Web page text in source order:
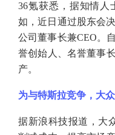
36氪获悉，据知情人
如，近日通过股东会
公司董事长兼CEO。
誉创始人、名誉董事
产。
为与特斯拉竞争，大
据新浪科技报道，大